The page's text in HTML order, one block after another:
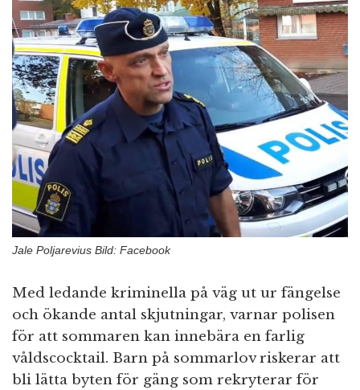
t
i
o
n
Jale Poljarevius Bild: Facebook
Med ledande kriminella på väg ut ur fängelse
och ökande antal skjutningar, varnar polisen
för att sommaren kan innebära en farlig
våldscocktail. Barn på sommarlov riskerar att
bli lätta byten för gäng som rekryterar för